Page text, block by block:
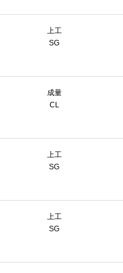
上工
SG
成量
CL
上工
SG
上工
SG